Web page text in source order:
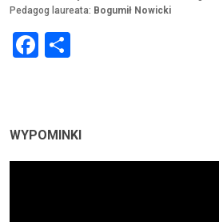
Pedagog laureata: Bogumił Nowicki
Facebook
WYPOMINKI